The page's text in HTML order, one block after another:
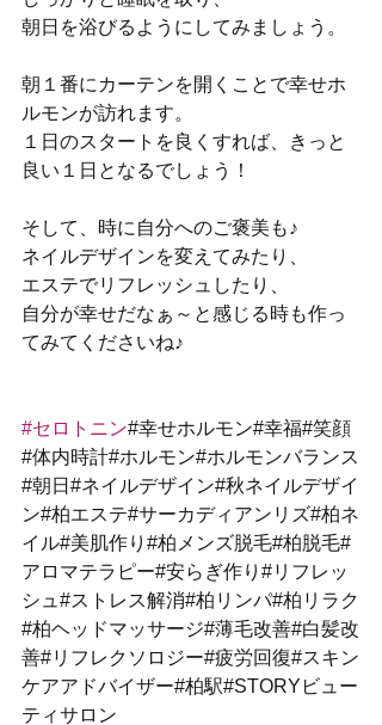
朝日を浴びるようにしてみましょう。
朝１番にカーテンを開くことで幸せホ
ルモンが訪れます。
１日のスタートを良くすれば、きっと
良い１日となるでしょう！
そして、時に自分へのご褒美も♪
ネイルデザインを変えてみたり、
エステでリフレッシュしたり、
自分が幸せだなぁ～と感じる時も作っ
てみてくださいね♪
#セロトニン#幸せホルモン#幸福#笑顔
#体内時計#ホルモン#ホルモンバランス
#朝日#ネイルデザイン#秋ネイルデザイ
ン#柏エステ#サーカディアンリズ#柏ネ
イル#美肌作り#柏メンズ脱毛#柏脱毛#
アロマテラピー#安らぎ作り#リフレッ
シュ#ストレス解消#柏リンパ#柏リラク
#柏ヘッドマッサージ#薄毛改善#白髪改
善#リフレクソロジー#疲労回復#スキン
ケアアドバイザー#柏駅#STORYビュー
ティサロン